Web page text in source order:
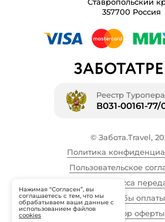
Ставропольский
357700 Россия
Реестр
В031-00161-77/
© Забота.Travel,
Политика
Пользовательское
Описание процесса
Способы оплаты
Договор оферты
Нажимая “Согласен”, вы
соглашаетесь с тем, что мы
обрабатываем ваши данные с
использованием файлов
cookies